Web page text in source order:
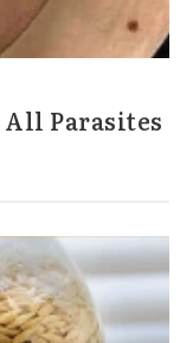
Parasites